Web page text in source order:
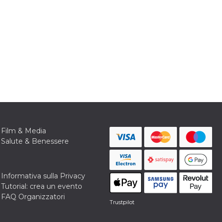
Film & Media
Salute & Benessere
Informativa sulla Privacy
Tutorial: crea un evento
FAQ Organizzatori
Trustpilot